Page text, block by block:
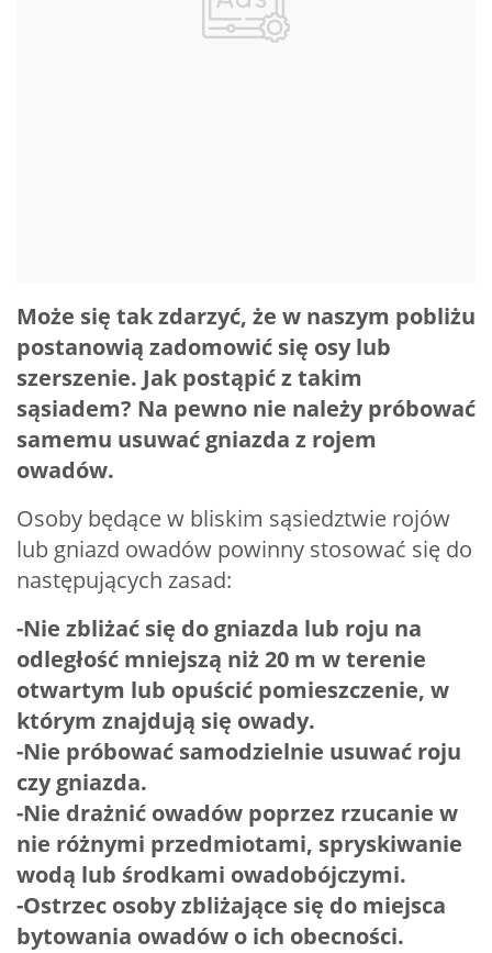
Może się tak zdarzyć, że w naszym pobliżu
postanowią zadomowić się osy lub
szerszenie. Jak postąpić z takim
sąsiadem? Na pewno nie należy próbować
samemu usuwać gniazda z rojem
owadów.
Osoby będące w bliskim sąsiedztwie rojów
lub gniazd owadów powinny stosować się do
następujących zasad:
-Nie zbliżać się do gniazda lub roju na
odległość mniejszą niż 20 m w terenie
otwartym lub opuścić pomieszczenie, w
którym znajdują się owady.
-Nie próbować samodzielnie usuwać roju
czy gniazda.
-Nie drażnić owadów poprzez rzucanie w
nie różnymi przedmiotami, spryskiwanie
wodą lub środkami owadobójczymi.
-Ostrzec osoby zbliżające się do miejsca
bytowania owadów o ich obecności.